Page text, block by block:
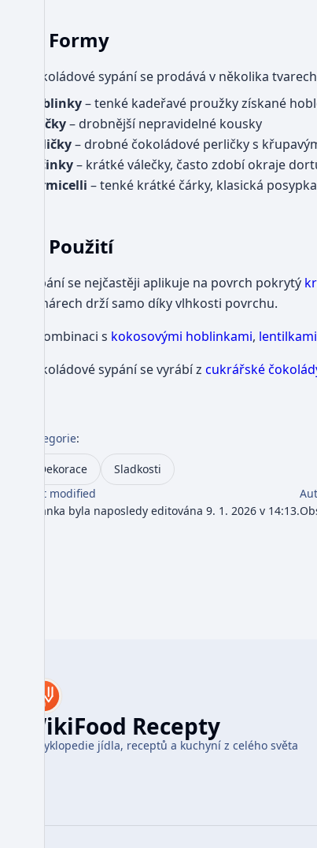
Formy
Čokoládové sypání se prodává v několika
Hoblinky– tenké kadeřavé proužky získané
Vločky– drobnější nepravidelné kousky
Kuličky– drobné čokoládové perličky s
Tyčinky– krátké válečky, často zdobí okraje
Vermicelli – tenké krátké čárky, klasická
Použití
Sypání se nejčastěji aplikuje na povrch pokrytý
pohárech drží samo díky vlhkosti povrchu.
V kombinaci s kokosovými hoblinkami, lentilkami
Čokoládové sypání se vyrábí z cukrářské
Kategorie:
Dekorace
Sladkosti
Last modified
Stránka byla naposledy editována 9. 1. 2026 v 14:13.
WikiFood Recepty
Encyklopedie jídla, receptů a kuchyní z celého světa